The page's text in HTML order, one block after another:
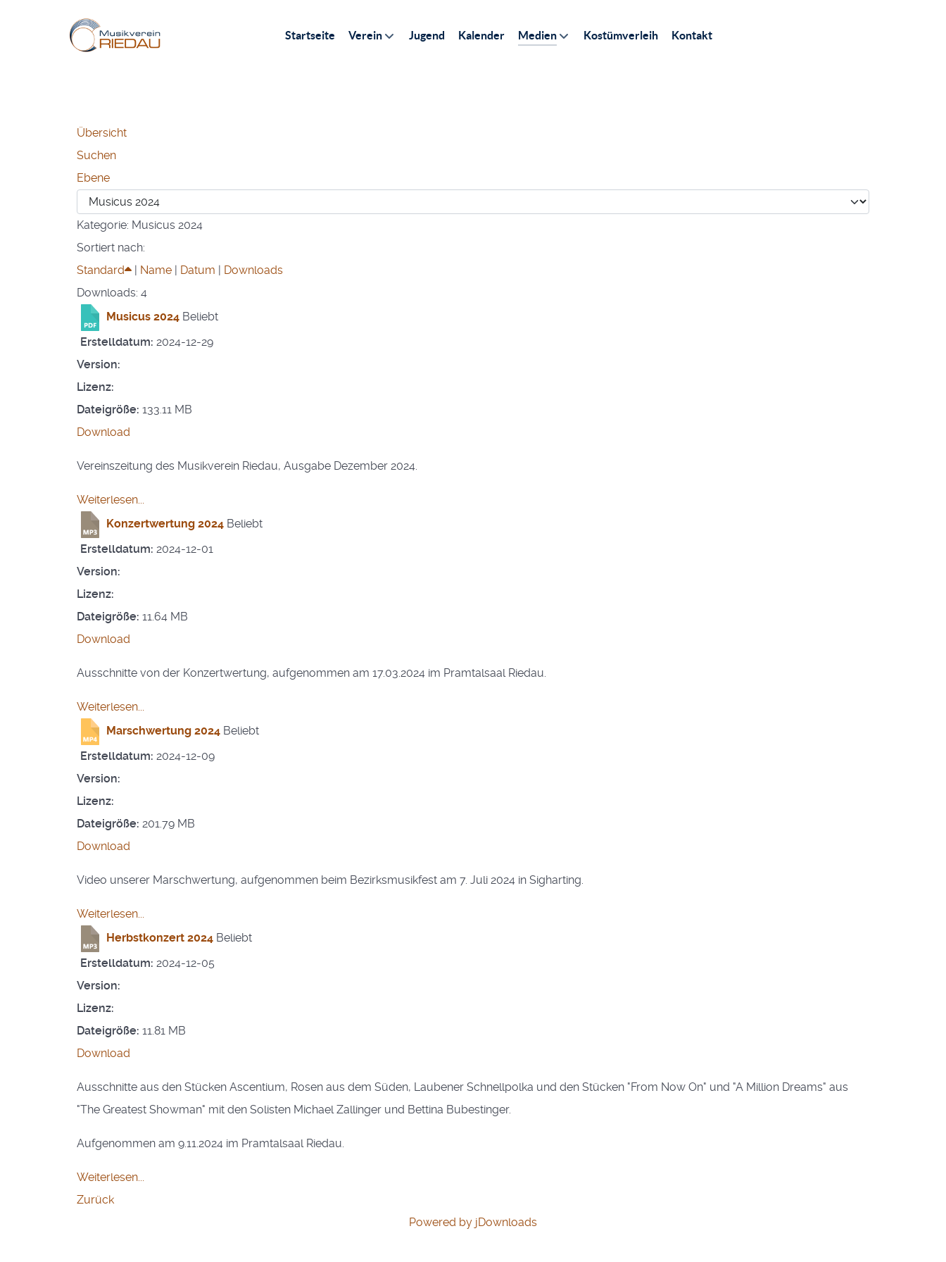
Startseite Verein Jugend Kalender Medien Kostümverleih Kontakt
Übersicht
Suchen
Ebene
Kategorie: Musicus 2024
Sortiert nach:
Standard
| Name | Datum | Downloads
Downloads: 4
Musicus 2024 Beliebt
Erstelldatum: 2024-12-29
Version:
Lizenz:
Dateigröße: 133.11 MB
Download
Vereinszeitung des Musikverein Riedau, Ausgabe Dezember 2024.
Weiterlesen...
Konzertwertung 2024 Beliebt
Erstelldatum: 2024-12-01
Version:
Lizenz:
Dateigröße: 11.64 MB
Download
Ausschnitte von der Konzertwertung, aufgenommen am 17.03.2024 im Pramtalsaal Riedau.
Weiterlesen...
Marschwertung 2024 Beliebt
Erstelldatum: 2024-12-09
Version:
Lizenz:
Dateigröße: 201.79 MB
Download
Video unserer Marschwertung, aufgenommen beim Bezirksmusikfest am 7. Juli 2024 in Sigharting.
Weiterlesen...
Herbstkonzert 2024 Beliebt
Erstelldatum: 2024-12-05
Version:
Lizenz:
Dateigröße: 11.81 MB
Download
Ausschnitte aus den Stücken Ascentium, Rosen aus dem Süden, Laubener Schnellpolka und den Stücken "From Now On" und "A Million Dreams" aus
"The Greatest Showman" mit den Solisten Michael Zallinger und Bettina Bubestinger.
Aufgenommen am 9.11.2024 im Pramtalsaal Riedau.
Weiterlesen...
Zurück
Powered by jDownloads